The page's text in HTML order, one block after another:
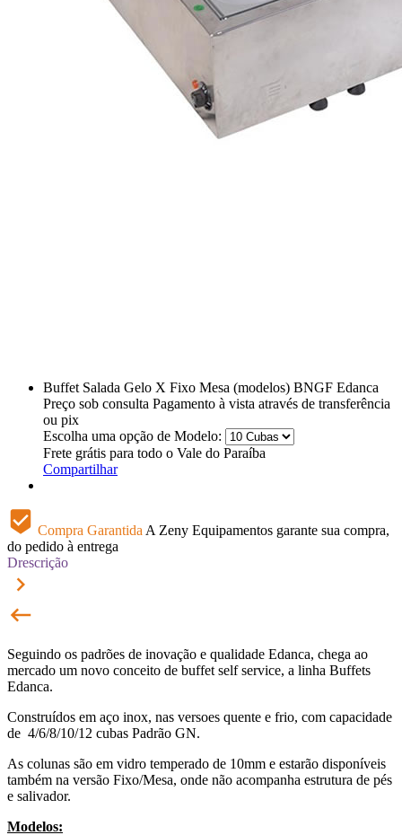
Buffet Salada Gelo X Fixo Mesa (modelos) BNGF Edanca
Preço sob consulta Pagamento à vista através de transferência
ou pix
Escolha uma opção de Modelo:
Frete grátis para todo o Vale do Paraíba
Compartilhar
beenhere Compra Garantida A Zeny Equipamentos garante sua compra,
do pedido à entrega
Drescrição
keyboard_arrow_right
keyboard_backspace
Seguindo os padrões de inovação e qualidade Edanca, chega ao
mercado um novo conceito de buffet self service, a linha Buffets
Edanca.
Construídos em aço inox, nas versoes quente e frio, com capacidade
de 4/6/8/10/12 cubas Padrão GN.
As colunas são em vidro temperado de 10mm e estarão disponíveis
também na versão Fixo/Mesa, onde não acompanha estrutura de pés
e salivador.
Modelos: